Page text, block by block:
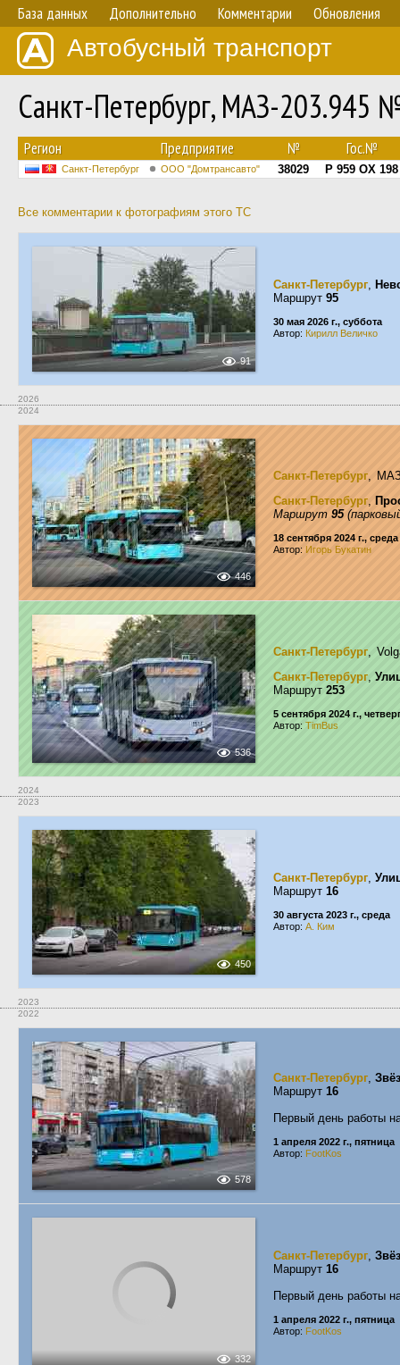
База данных Дополнительно Комментарии Обновления
Автобусный транспорт
Санкт-Петербург, МАЗ-203.945
Регион Предприятие № Гос.№
Санкт-Петербург ООО "Домтрансавто" 38029 Р 959 ОХ 198
Все комментарии к фотографиям этого ТС
91
Санкт-Петербург,
Маршрут 95
30 мая 2026 г., суббота
Автор: Кирилл Величко
2026
2024
446
Санкт-Петербург,
Санкт-Петербург,
Маршрут 95
18 сентября 2024 г., среда
Автор: Игорь Букатин
536
Санкт-Петербург,
Санкт-Петербург,
Маршрут 253
5 сентября 2024 г.,
Автор: TimBus
2024
2023
450
Санкт-Петербург,
Маршрут 16
30 августа 2023 г., среда
Автор: А. Ким
2023
2022
578
Санкт-Петербург,
Маршрут 16
Первый день работы
1 апреля 2022 г., пятница
Автор: FootKos
332
Санкт-Петербург,
Маршрут 16
Первый день работы
1 апреля 2022 г., пятница
Автор: FootKos